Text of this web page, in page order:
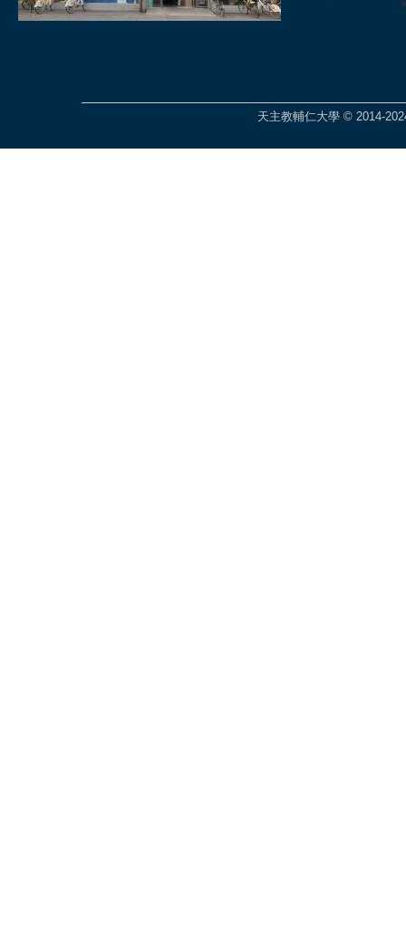
天主教輔仁大學 © 2014-